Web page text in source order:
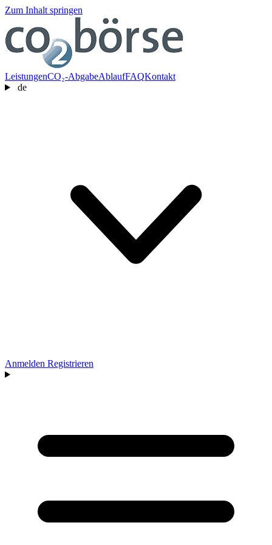
Zum Inhalt springen
LeistungenCO₂-AbgabeAblaufFAQKontakt
de
Anmelden Registrieren